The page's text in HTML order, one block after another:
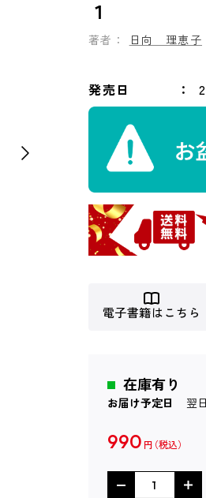
１
著者： 日向 理恵子
発売日
電子書籍はこちら
在庫有り
お届け予定日 翌
990 円